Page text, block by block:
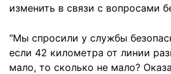
изменить в связи с вопросами
"Мы спросили у службы
если 42 километра от линии
мало, то сколько не мало?